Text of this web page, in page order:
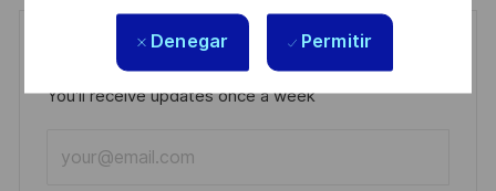
Denegar Permitir
Get notified for similar jobs
You'll receive updates once a week
Email